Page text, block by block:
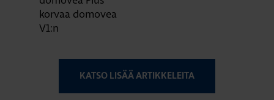
korvaa domovea
V1:n
KATSO LISÄÄ ARTIKKELEITA